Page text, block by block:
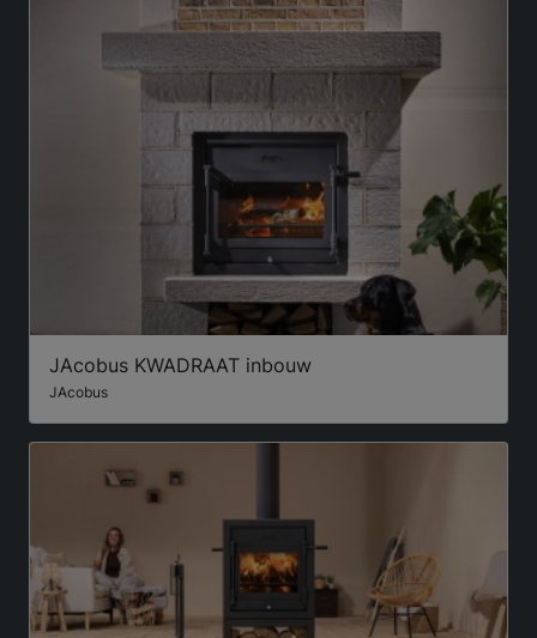
JAcobus KWADRAAT inbouw
JAcobus